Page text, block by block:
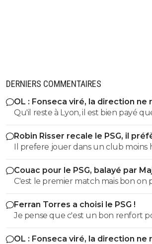
DERNIERS COMMENTAIRES
OL : Fonseca viré, la direction ne
Qu'il reste à Lyon, il est bien payé
Robin Risser recale le PSG, il
Il prefere jouer dans un club
de réussir dans un top club.C'est un
Couac pour le PSG, balayé par
C'est le premier match mais bon on
faut pas en faire tout un plat non
joueurs absents.Mais ceux qui
jeu n'ont pas brillé
Ferran Torres a choisi le PSG !
Je pense que c'est un bon renfort
solutions d'axe comme avant avec
OL : Fonseca viré, la direction ne